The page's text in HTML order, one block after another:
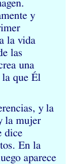
y
la vida
las
una
que Él
y la
la mujer
dice
En la
aparece